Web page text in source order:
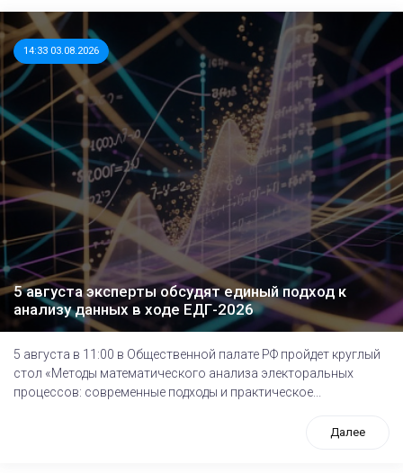
14:33 03.08.2026
5 августа эксперты обсудят единый подход к
анализу данных в ходе ЕДГ-2026
5 августа в 11:00 в Общественной палате РФ пройдет круглый
стол «Методы математического анализа электоральных
процессов: современные подходы и практическое...
Далее